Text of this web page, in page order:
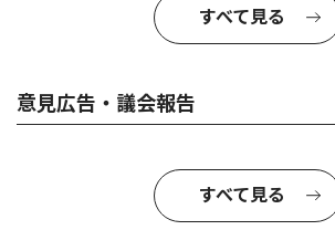
すべて見る
意見広告・議会報告
すべて見る